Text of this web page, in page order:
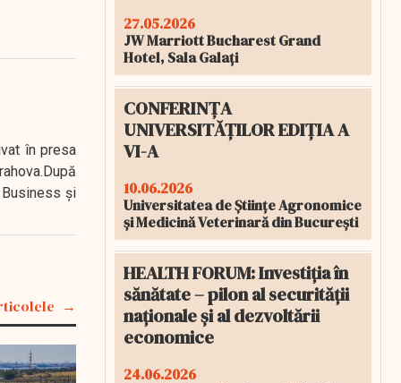
în presa
şi
27.05.2026
JW Marriott Bucharest Grand
Hotel, Sala Galați
CONFERINȚA
UNIVERSITĂȚILOR EDIȚIA A
VI-A
10.06.2026
Universitatea de Științe Agronomice
și Medicină Veterinară din București
HEALTH FORUM: Investiția în
sănătate – pilon al securității
naționale și al dezvoltării
economice
24.06.2026